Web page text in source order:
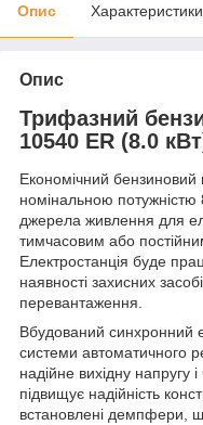
Опис Характеристики
Опис
Трифазний
10540 ER (8.0
Економічний
номінальною потужністю
джерела живлення для
тимчасовим або
Електростанція буде
наявності захисних
перевантаження.
Вбудований синхронний
системи автоматичного
надійне вихідну напругу
підвищує надійність
встановлені демпфери,